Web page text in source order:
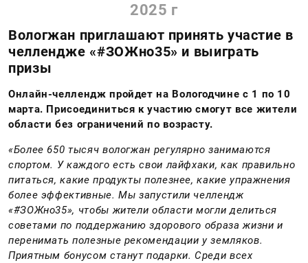
2025 г
Вологжан приглашают принять участие в
челлендже «#ЗОЖно35» и выиграть
призы
Онлайн-челлендж пройдет на Вологодчине с 1 по 10
марта. Присоединиться к участию смогут все жители
области без ограничений по возрасту.
«Более 650 тысяч вологжан регулярно занимаются
спортом. У каждого есть свои лайфхаки, как правильно
питаться, какие продукты полезнее, какие упражнения
более эффективные. Мы запустили челлендж
«#ЗОЖно35», чтобы жители области могли делиться
советами по поддержанию здорового образа жизни и
перенимать полезные рекомендации у земляков.
Приятным бонусом станут подарки. Среди всех